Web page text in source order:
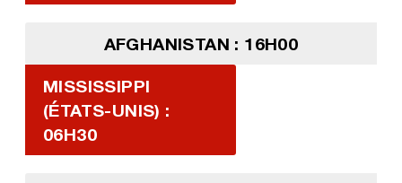
AFGHANISTAN : 16H00
MISSISSIPPI
(ÉTATS-UNIS) :
06H30